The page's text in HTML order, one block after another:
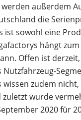
außerdem
die
ist sowohl eine
hängt
Offen ist
Nutzfahrzeug-
zudem
zuletzt wurde
2020 für